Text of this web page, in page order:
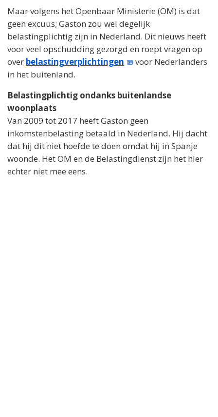
Maar volgens het Openbaar Ministerie (OM) is dat
geen excuus; Gaston zou wel degelijk
belastingplichtig zijn in Nederland. Dit nieuws heeft
voor veel opschudding gezorgd en roept vragen op
over belastingverplichtingen
voor Nederlanders
in het buitenland.
Belastingplichtig ondanks buitenlandse
woonplaats
Van 2009 tot 2017 heeft Gaston geen
inkomstenbelasting betaald in Nederland. Hij dacht
dat hij dit niet hoefde te doen omdat hij in Spanje
woonde. Het OM en de Belastingdienst zijn het hier
echter niet mee eens.